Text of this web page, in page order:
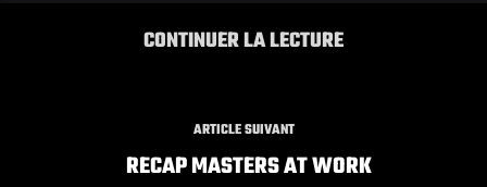
CONTINUER LA LECTURE
ARTICLE SUIVANT
RECAP MASTERS AT WORK